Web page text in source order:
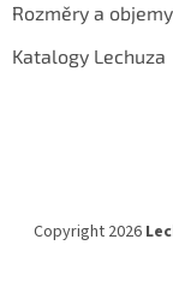
Rozměry a
Katalogy Lechuza
Copyright 2026